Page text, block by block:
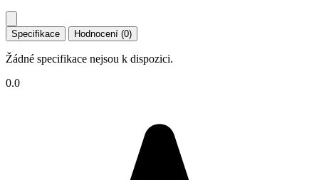
Specifikace Hodnocení (0)
Žádné specifikace nejsou k dispozici.
0.0